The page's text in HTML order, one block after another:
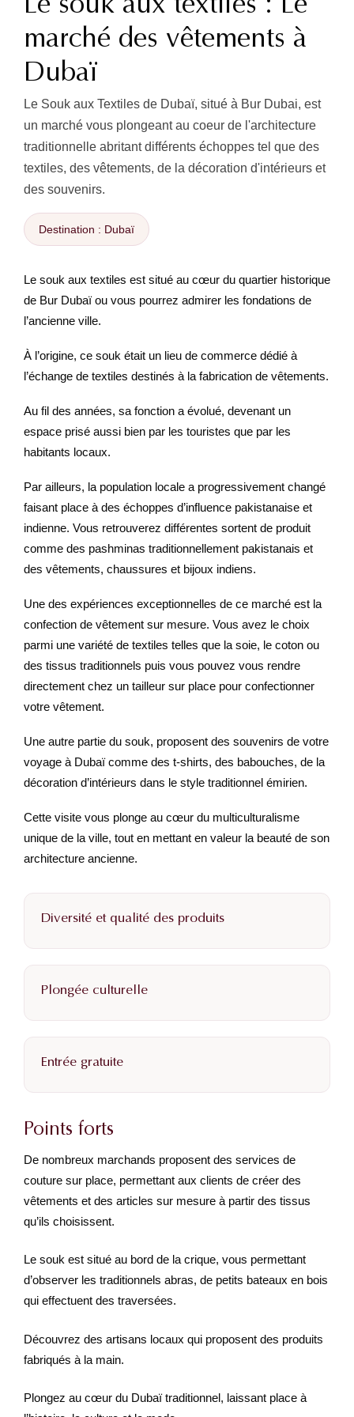
marché des vêtements à
Dubaï
Le Souk aux Textiles de Dubaï, situé à Bur Dubai, est
un marché vous plongeant au coeur de l'architecture
traditionnelle abritant différents échoppes tel que des
textiles, des vêtements, de la décoration d'intérieurs et
des souvenirs.
Destination : Dubaï
Le souk aux textiles est situé au cœur du quartier historique
de Bur Dubaï ou vous pourrez admirer les fondations de
l’ancienne ville.
À l’origine, ce souk était un lieu de commerce dédié à
l’échange de textiles destinés à la fabrication de vêtements.
Au fil des années, sa fonction a évolué, devenant un
espace prisé aussi bien par les touristes que par les
habitants locaux.
Par ailleurs, la population locale a progressivement changé
faisant place à des échoppes d’influence pakistanaise et
indienne. Vous retrouverez différentes sortent de produit
comme des pashminas traditionnellement pakistanais et
des vêtements, chaussures et bijoux indiens.
Une des expériences exceptionnelles de ce marché est la
confection de vêtement sur mesure. Vous avez le choix
parmi une variété de textiles telles que la soie, le coton ou
des tissus traditionnels puis vous pouvez vous rendre
directement chez un tailleur sur place pour confectionner
votre vêtement.
Une autre partie du souk, proposent des souvenirs de votre
voyage à Dubaï comme des t-shirts, des babouches, de la
décoration d’intérieurs dans le style traditionnel émirien.
Cette visite vous plonge au cœur du multiculturalisme
unique de la ville, tout en mettant en valeur la beauté de son
architecture ancienne.
Diversité et qualité des produits
Plongée culturelle
Entrée gratuite
Points forts
De nombreux marchands proposent des services de
couture sur place, permettant aux clients de créer des
vêtements et des articles sur mesure à partir des tissus
qu’ils choisissent.
Le souk est situé au bord de la crique, vous permettant
d’observer les traditionnels abras, de petits bateaux en bois
qui effectuent des traversées.
Découvrez des artisans locaux qui proposent des produits
fabriqués à la main.
Plongez au cœur du Dubaï traditionnel, laissant place à